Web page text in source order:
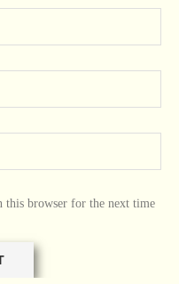
this browser for the next time